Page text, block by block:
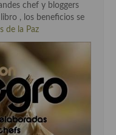
chef y bloggers
, los beneficios se
de la Paz